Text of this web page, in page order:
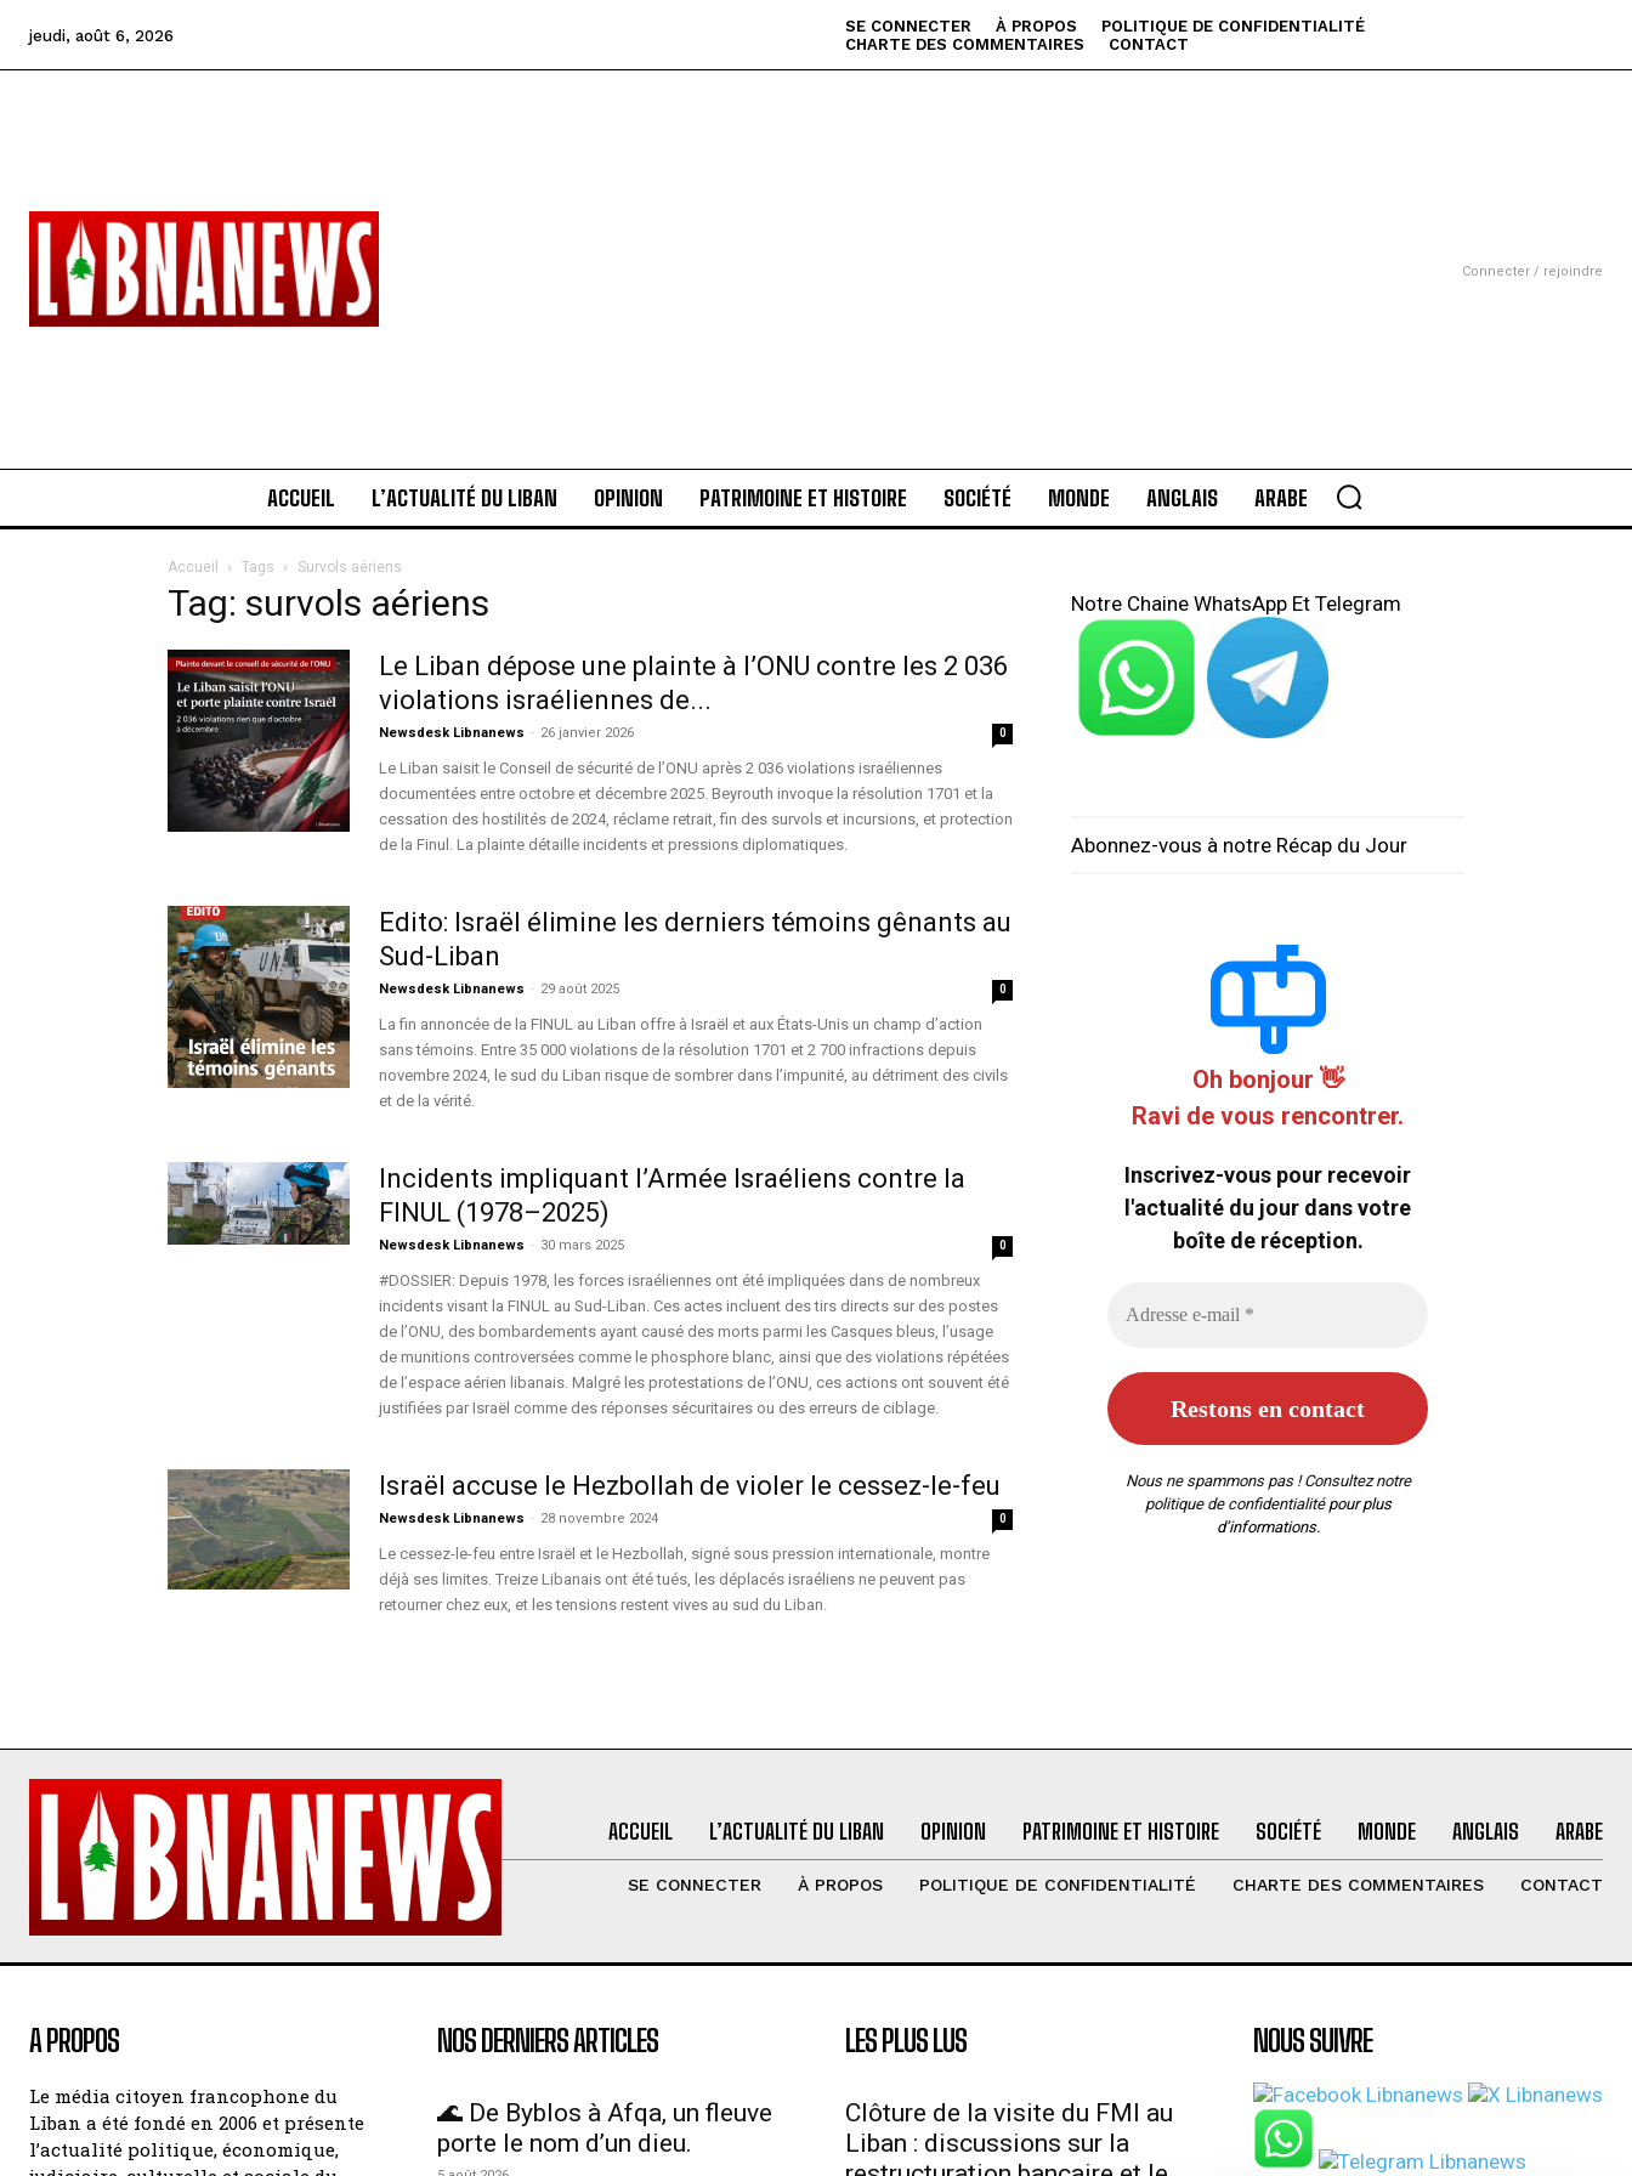
jeudi, août 6, 2026 SE CONNECTER À PROPOS
POLITIQUE DE CONFIDENTIALITÉ
CHARTE DES COMMENTAIRES
CONTACT
Connecter / rejoindre
ACCUEIL L’ACTUALITÉ DU LIBAN OPINION PATRIMOINE ET HISTOIRE SOCIÉTÉ MONDE ANGLAIS ARABE
Accueil Tags Survols aériens
Tag: survols aériens
Le Liban dépose une plainte à l’ONU contre les 2 036
violations israéliennes de...
Newsdesk Libnanews - 26 janvier 2026 0
Le Liban saisit le Conseil de sécurité de l’ONU après 2 036 violations israéliennes
documentées entre octobre et décembre 2025. Beyrouth invoque la résolution 1701 et la
cessation des hostilités de 2024, réclame retrait, fin des survols et incursions, et protection
de la Finul. La plainte détaille incidents et pressions diplomatiques.
Edito: Israël élimine les derniers témoins gênants au
Sud-Liban
Newsdesk Libnanews - 29 août 2025 0
La fin annoncée de la FINUL au Liban offre à Israël et aux États-Unis un champ d’action
sans témoins. Entre 35 000 violations de la résolution 1701 et 2 700 infractions depuis
novembre 2024, le sud du Liban risque de sombrer dans l’impunité, au détriment des civils
et de la vérité.
Incidents impliquant l’Armée Israéliens contre la
FINUL (1978–2025)
Newsdesk Libnanews - 30 mars 2025 0
#DOSSIER: Depuis 1978, les forces israéliennes ont été impliquées dans de nombreux
incidents visant la FINUL au Sud-Liban. Ces actes incluent des tirs directs sur des postes
de l’ONU, des bombardements ayant causé des morts parmi les Casques bleus, l’usage
de munitions controversées comme le phosphore blanc, ainsi que des violations répétées
de l’espace aérien libanais. Malgré les protestations de l’ONU, ces actions ont souvent été
justifiées par Israël comme des réponses sécuritaires ou des erreurs de ciblage.
Israël accuse le Hezbollah de violer le cessez-le-feu
Newsdesk Libnanews - 28 novembre 2024 0
Le cessez-le-feu entre Israël et le Hezbollah, signé sous pression internationale, montre
déjà ses limites. Treize Libanais ont été tués, les déplacés israéliens ne peuvent pas
retourner chez eux, et les tensions restent vives au sud du Liban.
Notre Chaine WhatsApp Et Telegram
Abonnez-vous à notre Récap du Jour
Oh bonjour 👋
Ravi de vous rencontrer.
Inscrivez-vous pour recevoir
l'actualité du jour dans votre
boîte de réception.
Nous ne spammons pas ! Consultez notre
politique de confidentialitépour plus
d’informations.
ACCUEIL L’ACTUALITÉ DU LIBAN OPINION PATRIMOINE ET HISTOIRE SOCIÉTÉ MONDE ANGLAIS ARABE
SE CONNECTER À PROPOS POLITIQUE DE CONFIDENTIALITÉ CHARTE DES COMMENTAIRES CONTACT
A PROPOS
Le média citoyen francophone du
Liban a été fondé en 2006 et présente
l’actualité politique, économique,
NOS DERNIERS ARTICLES
🌊 De Byblos à Afqa, un fleuve
porte le nom d’un dieu.
LES PLUS LUS
Clôture de la visite du FMI au
Liban : discussions sur la
NOUS SUIVRE